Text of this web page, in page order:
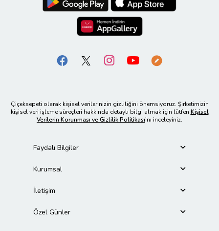
Çiçeksepeti olarak kişisel verilerinizin gizliliğini önemsiyoruz. Şirketimizin
kişisel veri işleme süreçleri hakkında detaylı bilgi almak için lütfen Kişisel
Verilerin Korunması ve Gizlilik Politikası’nı inceleyiniz.
Faydalı Bilgiler
Kurumsal
İletişim
Özel Günler